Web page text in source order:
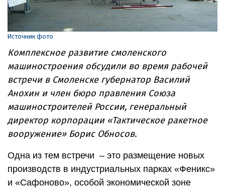
Источник фото
Комплексное развитие смоленского
машиностроения обсудили во время рабочей
встречи в Смоленске губернатор Василий
Анохин и член бюро правления Союза
машиностроителей России, генеральный
директор корпорации «Тактическое ракетное
вооружение» Борис Обносов.
Одна из тем встречи – это размещение новых
производств в индустриальных парках «Феникс»
и «Сафоново», особой экономической зоне